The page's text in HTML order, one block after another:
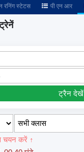
रनिंग स्टेटस पी एन आर
ट्रैन देखें
चयन करें ↑